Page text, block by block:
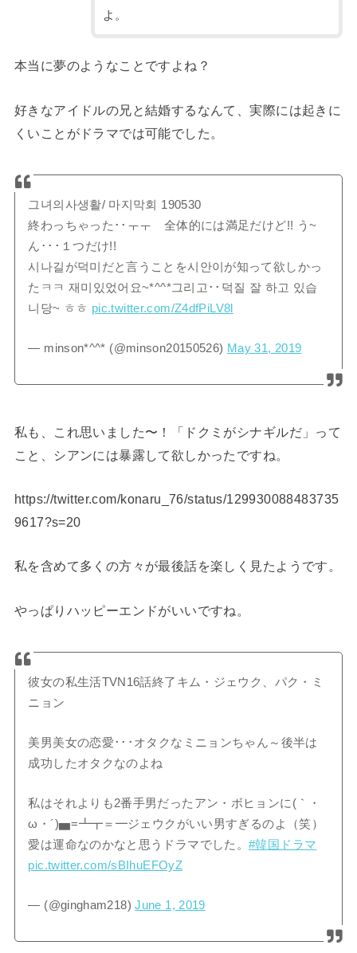
よ。
本当に夢のようなことですよね？
好きなアイドルの兄と結婚するなんて、実際には起きに
くいことがドラマでは可能でした。
그녀의사생활/ 마지막회 190530
終わっちゃった･･ㅜㅜ 全体的には満足だけど!! う~
ん･･･１つだけ!!
시나길が덕미だと言うことを시안이が知って欲しかっ
たㅋㅋ 재미있었어요~*^^*그리고･･덕질 잘 하고 있습
니당~ ㅎㅎ pic.twitter.com/Z4dfPiLV8l
— minson*^^* (@minson20150526) May 31, 2019
私も、これ思いました〜！「ドクミがシナギルだ」って
こと、シアンには暴露して欲しかったですね。
https://twitter.com/konaru_76/status/129930088483735
9617?s=20
私を含めて多くの方々が最後話を楽しく見たようです。
やっぱりハッピーエンドがいいですね。
彼女の私生活TVN16話終了キム・ジェウク、パク・ミ
ニョン
美男美女の恋愛･･･オタクなミニョンちゃん～後半は
成功したオタクなのよね
私はそれよりも2番手男だったアン・ボヒョンに(｀・
ω・´)▅=┻┳＝━ジェウクがいい男すぎるのよ（笑）
愛は運命なのかなと思うドラマでした。#韓国ドラマ
pic.twitter.com/sBIhuEFOyZ
— (@gingham218)June 1, 2019